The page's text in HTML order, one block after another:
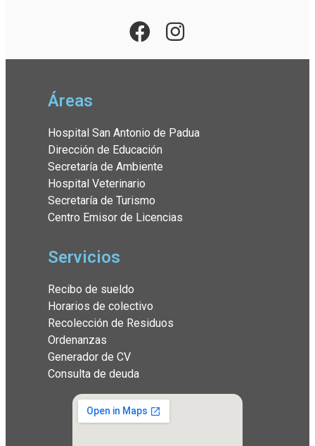
Áreas
Hospital San Antonio de Padua
Dirección de Educación
Secretaría de Ambiente
Hospital Veterinario
Secretaría de Turismo
Centro Emisor de Licencias
Servicios
Recibo de sueldo
Horarios de colectivo
Recolección de Residuos
Ordenanzas
Generador de CV
Consulta de deuda